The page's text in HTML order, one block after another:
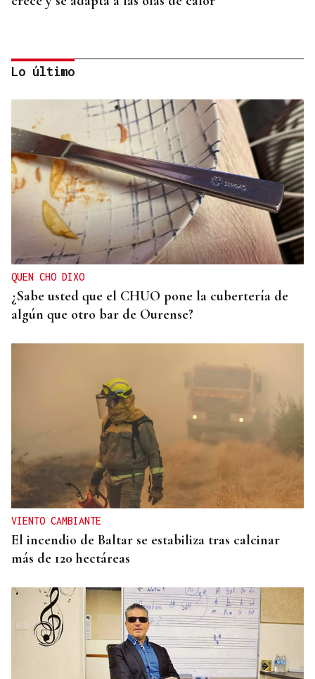
POLOS RÍOS E MONTAÑAS DE OURENSE
A Ribeira Sacra, flora e fauna nas ribeiras miñota
e siliense
Lo último
QUEN CHO DIXO
¿Sabe usted que el CHUO pone la cubertería de
algún que otro bar de Ourense?
VIENTO CAMBIANTE
El incendio de Baltar se estabiliza tras calcinar
más de 120 hectáreas